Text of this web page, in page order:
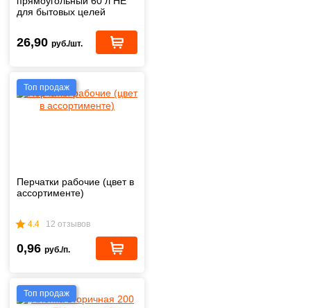
для бытовых целей
26,90 руб./шт.
Топ продаж
Перчатки рабочие (цвет в
ассортименте)
4.4 12 отзывов
0,96 руб./п.
Топ продаж